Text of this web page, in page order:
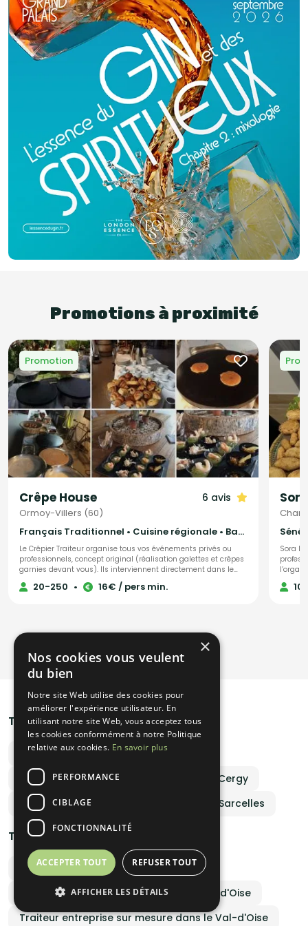
Promotions à proximité
Promotion
Crêpe House 6 avis
Ormoy-Villers (60)
Français Traditionnel • Cuisine régionale • Barbecue et grillades
Le Crêpier Traiteur organise tous vos événements privés ou
professionnels, concept original (réalisation galettes et crêpes
garnies devant vous). Ils interviennent directement dans le
lieu que vous aurez choisi. Ils proposent un large choix de
produits.20-250 • 16€ / pers min.
Sora la
professionnels Sora la
Voir plus de promotions
Traiteurs par ville
Traiteur pour jour de l'an à Argenteuil
Menu traiteur jour de l'an clé en main à Cergy
Repas gastronomique de jour de l'an à Sarcelles
Traiteurs par événement
Traiteur mariage dans le Val-d'Oise
Buffet anniversaire original dans le Val-d'Oise
Traiteur entreprise sur mesure dans le Val-d'Oise
×
Nos cookies vous veulent
du bien
Notre site Web utilise des cookies pour
améliorer l'expérience utilisateur. En
utilisant notre site Web, vous acceptez tous
les cookies conformément à notre Politique
relative aux cookies. En savoir plus
PERFORMANCE
CIBLAGE
FONCTIONNALITÉ
ACCEPTER TOUT REFUSER TOUT
AFFICHER LES DÉTAILS